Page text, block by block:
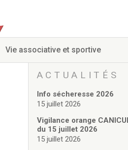
Vie associative et sportive
ACTUALITÉS
Info sécheresse 2026
15 juillet 2026
Vigilance orange
du 15 juillet 2026
15 juillet 2026